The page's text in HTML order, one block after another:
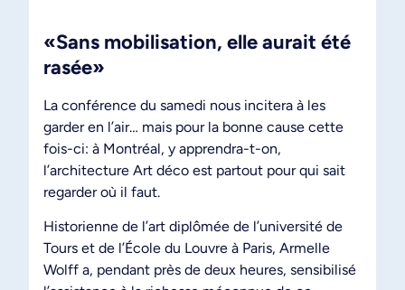
«Sans mobilisation, elle aurait été
rasée»
La conférence du samedi nous incitera à les
garder en l’air… mais pour la bonne cause cette
fois-ci: à Montréal, y apprendra-t-on,
l’architecture Art déco est partout pour qui sait
regarder où il faut.
Historienne de l’art diplômée de l’université de
Tours et de l’École du Louvre à Paris, Armelle
Wolff a, pendant près de deux heures, sensibilisé